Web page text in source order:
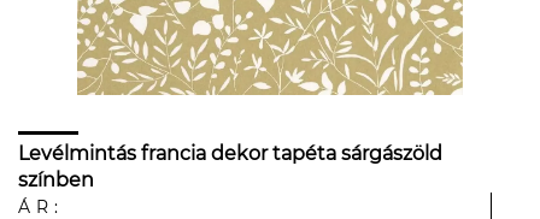
Levélmintás francia dekor tapéta sárgászöld
színben
ÁR: